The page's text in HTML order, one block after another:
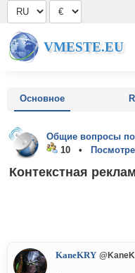
VMESTE.EU
Основное
Общие вопросы
10 •
Контекстная
KaneKRY